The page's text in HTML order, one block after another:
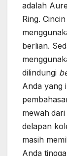
adalah
Ring.
berlian.
dilindungi
Anda yang
mewah
delapan
masih
Anda